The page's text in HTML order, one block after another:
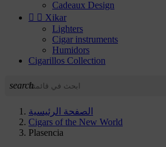
Cadeaux Design
  Xikar
Lighters
Cigar instruments
Humidors
Cigarillos Collection
search
الصفحة الرئيسية
Cigars of the New World
Plasencia